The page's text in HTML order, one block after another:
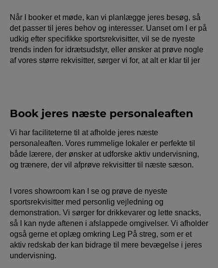
Når I booker et møde, kan vi planlægge jeres besøg, så
det passer til jeres behov og interesser. Uanset om I er på
udkig efter specifikke sportsrekvisitter, vil se de nyeste
trends inden for idrætsudstyr, eller ønsker at prøve nogle
af vores større rekvisitter, sørger vi for, at alt er klar til jer
Book jeres næste personaleaften
Vi har faciliteterne til at afholde jeres næste
personaleaften. Vores rummelige lokaler er perfekte til
både lærere, der ønsker at udforske aktiv undervisning,
og trænere, der vil afprøve rekvisitter til næste sæson.
I vores showroom kan I se og prøve de nyeste
sportsrekvisitter med personlig vejledning og
demonstration. Vi sørger for drikkevarer og lette snacks,
så I kan nyde aftenen i afslappede omgivelser. Vi afholder
også gerne et oplæg omkring Leg På streg, som er et
aktiv redskab der kan bidrage til mere bevægelse i jeres
undervisning.